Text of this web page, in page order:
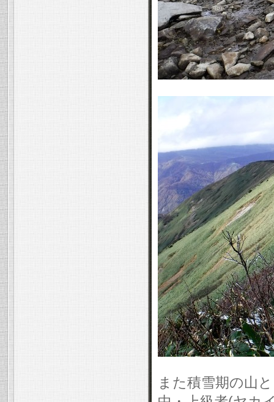
また積雪期の山